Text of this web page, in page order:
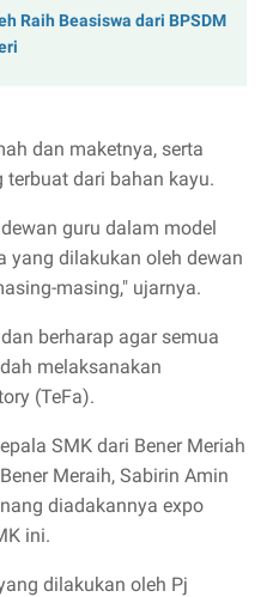
Raih Beasiswa dari BPSDM
dan maketnya, serta
dari bahan kayu.
guru dalam model
yang dilakukan oleh dewan
masing," ujarnya.
berharap agar semua
melaksanakan
(TeFa).
SMK dari Bener Meriah
Meraih, Sabirin Amin
diadakannya expo
ini.
dilakukan oleh Pj